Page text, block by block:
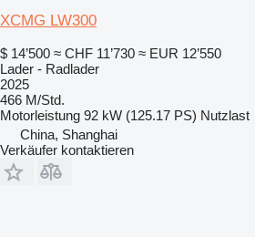
XCMG LW300
$ 14’500 ≈ CHF 11’730 ≈ EUR 12’550
Lader - Radlader
2025
466 M/Std.
Motorleistung 92 kW (125.17 PS) Nutzlast
China, Shanghai
Verkäufer kontaktieren